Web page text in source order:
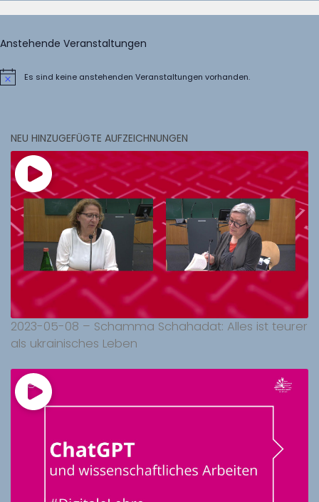
Anstehende Veranstaltungen
HinweisEs sind keine anstehenden Veranstaltungen vorhanden.
NEU HINZUGEFÜGTE AUFZEICHNUNGEN
2023-05-08 – Schamma Schahadat: Alles ist teurer
als ukrainisches Leben